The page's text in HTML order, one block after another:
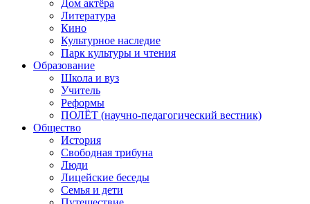
Дом актёра
Литература
Кино
Культурное наследие
Парк культуры и чтения
Образование
Школа и вуз
Учитель
Реформы
ПОЛЁТ (научно-педагогический вестник)
Общество
История
Свободная трибуна
Люди
Лицейские беседы
Семья и дети